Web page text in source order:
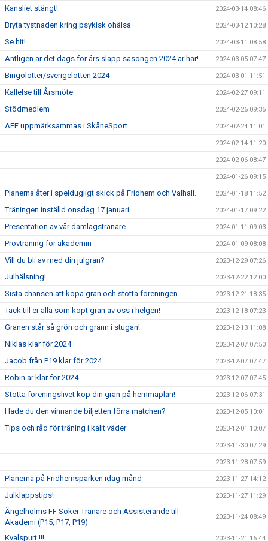
Kansliet stängt! 2024-03-14 08:46
Bryta tystnaden kring psykisk ohälsa 2024-03-12 10:28
Se hit! 2024-03-11 08:58
Äntligen är det dags för års släpp säsongen 2024 är här! 2024-03-05 07:47
Bingolotter/sverigelotten 2024 2024-03-01 11:51
Kallelse till Årsmöte 2024-02-27 09:11
Stödmedlem 2024-02-26 09:35
ÄFF uppmärksammas i SkåneSport 2024-02-24 11:01
2024-02-14 11:20
2024-02-06 08:47
2024-01-26 09:15
Planerna åter i speldugligt skick på Fridhem och Valhall. 2024-01-18 11:52
Träningen inställd onsdag 17 januari 2024-01-17 09:22
Presentation av vår damlagstränare 2024-01-11 09:03
Provträning för akademin 2024-01-09 08:08
Vill du bli av med din julgran? 2023-12-29 07:26
Julhälsning! 2023-12-22 12:00
Sista chansen att köpa gran och stötta föreningen 2023-12-21 18:35
Tack till er alla som köpt gran av oss i helgen! 2023-12-18 07:23
Granen står så grön och grann i stugan! 2023-12-13 11:08
Niklas klar för 2024 2023-12-07 07:50
Jacob från P19 klar för 2024 2023-12-07 07:47
Robin är klar för 2024 2023-12-07 07:45
Stötta föreningslivet köp din gran på hemmaplan! 2023-12-06 07:31
Hade du den vinnande biljetten förra matchen? 2023-12-05 10:01
Tips och råd för träning i kallt väder 2023-12-01 10:07
2023-11-30 07:29
2023-11-28 07:59
Planerna på Fridhemsparken idag månd 2023-11-27 14:12
Julklappstips! 2023-11-27 11:29
Ängelholms FF Söker Tränare och Assisterande till
Akademi (P15, P17, P19)
2023-11-24 08:49
Kvalspurt !!! 2023-11-21 16:44